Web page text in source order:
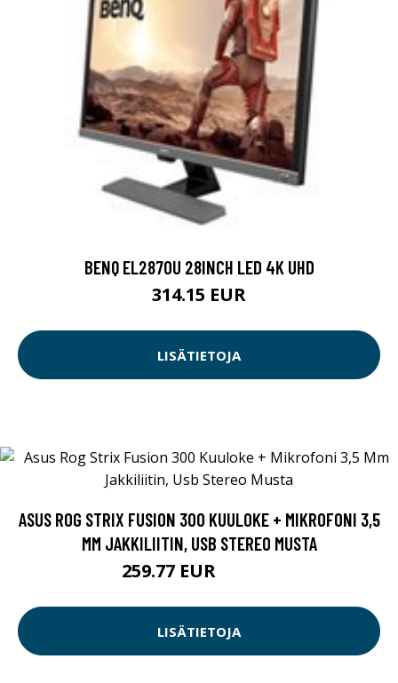
BENQ EL2870U 28INCH LED 4K UHD
314.15 EUR
LISÄTIETOJA
ASUS ROG STRIX FUSION 300 KUULOKE + MIKROFONI 3,5
MM JAKKILIITIN, USB STEREO MUSTA
259.77 EUR
LISÄTIETOJA